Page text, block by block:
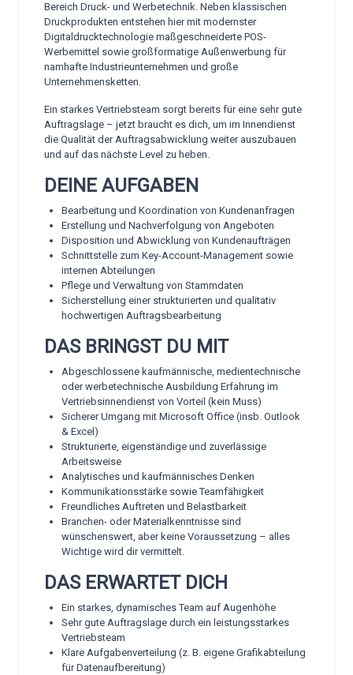
Bereich Druck- und Werbetechnik. Neben klassischen
Druckprodukten entstehen hier mit modernster
Digitaldrucktechnologie maßgeschneiderte POS-
Werbemittel sowie großformatige Außenwerbung für
namhafte Industrieunternehmen und große
Unternehmensketten.
Ein starkes Vertriebsteam sorgt bereits für eine sehr gute
Auftragslage – jetzt braucht es dich, um im Innendienst
die Qualität der Auftragsabwicklung weiter auszubauen
und auf das nächste Level zu heben.
DEINE AUFGABEN
Bearbeitung und Koordination von Kundenanfragen
Erstellung und Nachverfolgung von Angeboten
Disposition und Abwicklung von Kundenaufträgen
Schnittstelle zum Key-Account-Management sowie
internen Abteilungen
Pflege und Verwaltung von Stammdaten
Sicherstellung einer strukturierten und qualitativ
hochwertigen Auftragsbearbeitung
DAS BRINGST DU MIT
Abgeschlossene kaufmännische, medientechnische
oder werbetechnische Ausbildung Erfahrung im
Vertriebsinnendienst von Vorteil (kein Muss)
Sicherer Umgang mit Microsoft Office (insb. Outlook
& Excel)
Strukturierte, eigenständige und zuverlässige
Arbeitsweise
Analytisches und kaufmännisches Denken
Kommunikationsstärke sowie Teamfähigkeit
Freundliches Auftreten und Belastbarkeit
Branchen- oder Materialkenntnisse sind
wünschenswert, aber keine Voraussetzung – alles
Wichtige wird dir vermittelt.
DAS ERWARTET DICH
Ein starkes, dynamisches Team auf Augenhöhe
Sehr gute Auftragslage durch ein leistungsstarkes
Vertriebsteam
Klare Aufgabenverteilung (z. B. eigene Grafikabteilung
für Datenaufbereitung)